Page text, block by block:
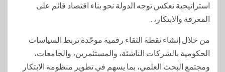
استراتيجية تعكس توجه الدولة نحو بناء اقتصاد قائم على
المعرفة والابتكار، .
من خلال إنشاء نقطة التقاء رقمية موحّدة تربط السياسات
الحكومية بالشركات الناشئة، والمستثمرين، والجامعات،
ومجتمع البحث العلمي، بما يسهم في تطوير منظومة الابتكار